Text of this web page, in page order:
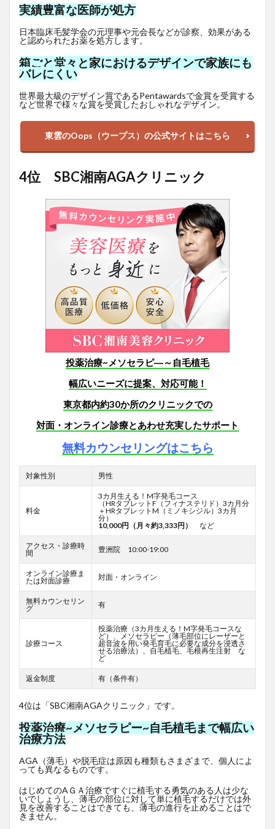
実績豊富な医師が処方
日本臨床毛髪学会の元理事や元会長などが診察、効果がある
と認められたお薬を処方します。
箱ごと堂々と家におけるデザインで家族にも
バレにくい
世界最大級のデザイン賞であるPentawardsで金賞を受賞する
など世界で様々な賞を受賞したおしゃれなデザイン。
東雲のOops（ウープス）の公式サイトはこちら
4位 SBC湘南AGAクリニック
投薬治療~メソセラピ―～自毛植毛
幅広いニーズに提案、対応可能！
東京都内約30か所のクリニックでの
対面・オンライン診療とあわせ充実したサポート
無料カウンセリングはこちら
対象性別 男性
料金
3カ月生える！M字発毛コース
（HRタブレットF （フィナステリド）3カ月分
＋HRタブレットM（ミノキシジル）3カ月
分）
10,000円（月々約3,333円） など
アクセス・診療時
間
豊洲院 10:00-19:00
オンライン診療ま
たは対面診療
対面・オンライン
無料カウンセリン
グ
有
診療コース
投薬治療（3カ月生える！M字発毛コースな
ど）、メソセラピー（薄毛部位にレーザーと
超音波を用い発毛育毛に必要な成分を浸透さ
せる治療法）、自毛植毛、毛根再生注射 な
ど
返金制度 有（条件有）
4位は「SBC湘南AGAクリニック」です。
投薬治療~メソセラピー~自毛植毛まで幅広い
治療方法
AGA（薄毛）や脱毛症は原因も種類もさまざまで、個人によ
っても異なるものです。
はじめてのAＧＡ治療ですぐに植毛する勇気のある人は少な
いでしょうし、薄毛の部位に対して単に植毛するだけでは外
見を改善することはできても、薄毛の進行を止めることはで
きません。